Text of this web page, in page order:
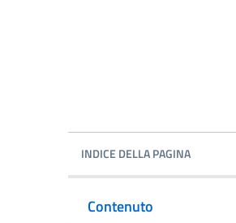
INDICE DELLA PAGINA
Contenuto